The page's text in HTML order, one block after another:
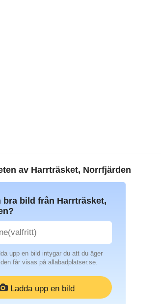
av Harrträsket, Norrfjärden
bra bild från Harrträsket,
upp en bild intygar du att du äger
får visas på allabadplatser.se.
Ladda upp en bild